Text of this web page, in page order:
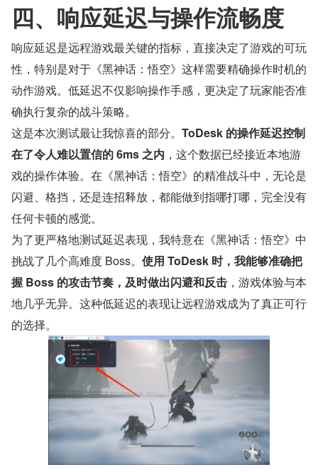
四、响应延迟与操作流畅度
响应延迟是远程游戏最关键的指标，直接决定了游戏的可玩
性，特别是对于《黑神话：悟空》这样需要精确操作时机的
动作游戏。低延迟不仅影响操作手感，更决定了玩家能否准
确执行复杂的战斗策略。
这是本次测试最让我惊喜的部分。 ToDesk 的操作延迟控制
在了令人难以置信的 6ms 之内 ，这个数据已经接近本地游
戏的操作体验。在《黑神话：悟空》的精准战斗中，无论是
闪避、格挡，还是连招释放，都能做到指哪打哪，完全没有
任何卡顿的感觉。
为了更严格地测试延迟表现，我特意在《黑神话：悟空》中
挑战了几个高难度 Boss。 使用 ToDesk 时，我能够准确把
握 Boss 的攻击节奏，及时做出闪避和反击 ，游戏体验与本
地几乎无异。这种低延迟的表现让远程游戏成为了真正可行
的选择。